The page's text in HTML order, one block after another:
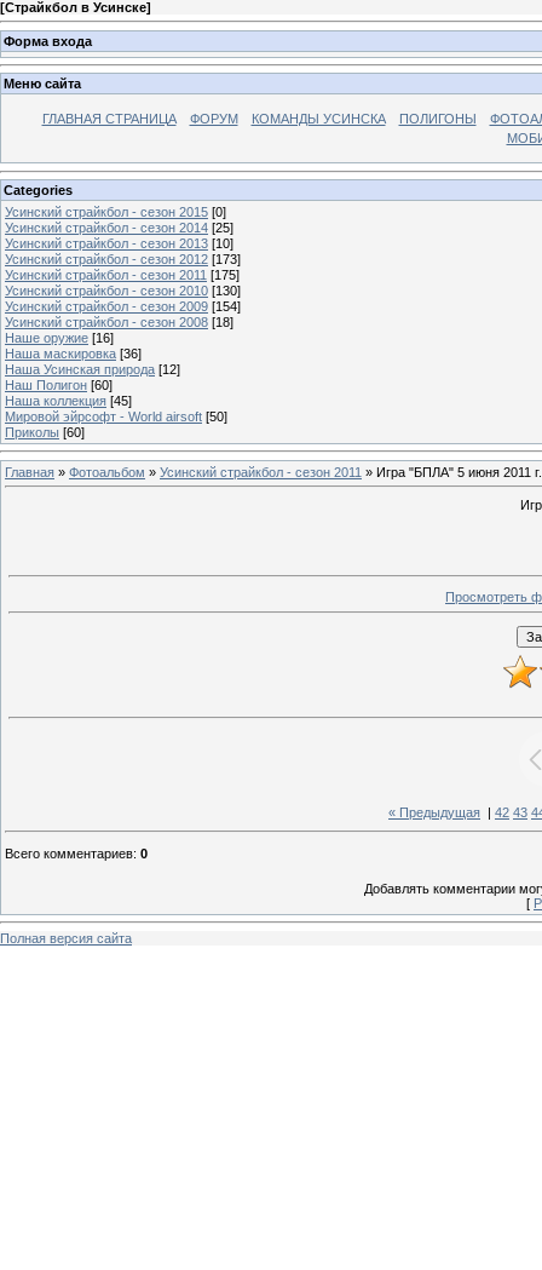
[Страйкбол в Усинске]
Форма входа
Меню сайта
ГЛАВНАЯ СТРАНИЦА ФОРУМ КОМАНДЫ УСИНСКА ПОЛИГОНЫ
Categories
Усинский страйкбол - сезон 2015 [0]
Усинский страйкбол - сезон 2014 [25]
Усинский страйкбол - сезон 2013 [10]
Усинский страйкбол - сезон 2012 [173]
Усинский страйкбол - сезон 2011 [175]
Усинский страйкбол - сезон 2010 [130]
Усинский страйкбол - сезон 2009 [154]
Усинский страйкбол - сезон 2008 [18]
Наше оружие [16]
Наша маскировка [36]
Наша Усинская природа [12]
Наш Полигон [60]
Наша коллекция [45]
Мировой эйрсофт - World airsoft [50]
Приколы [60]
Главная » Фотоальбом » Усинский страйкбол - сезон 2011 » Игра "БПЛА" 5 июня 2011 г.
Просмотреть
« Предыдущая 42 43
Всего комментариев: 0
Добавлять комментарии
[
Полная версия сайта